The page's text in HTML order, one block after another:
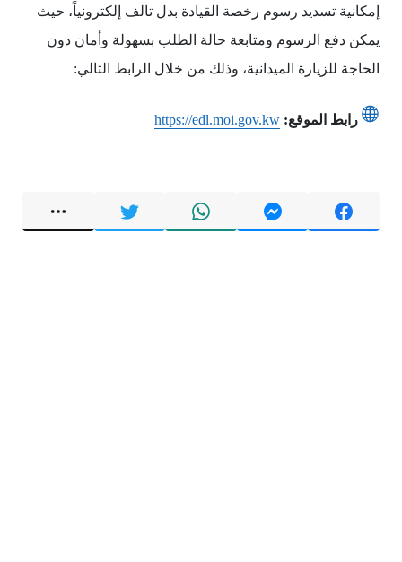
إمكانية تسديد رسوم رخصة القيادة بدل تالف إلكترونياً، حيث
يمكن دفع الرسوم ومتابعة حالة الطلب بسهولة وأمان دون
الحاجة للزيارة الميدانية، وذلك من خلال الرابط التالي:
رابط الموقع: https://edl.moi.gov.kw